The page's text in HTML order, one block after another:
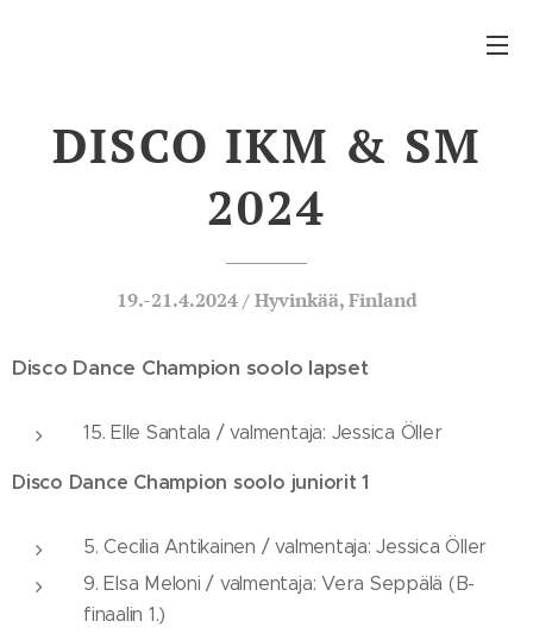
DISCO IKM & SM
2024
19.-21.4.2024 / Hyvinkää, Finland
Disco Dance Champion soolo lapset
15. Elle Santala / valmentaja: Jessica Öller
Disco Dance Champion soolo juniorit 1
5. Cecilia Antikainen / valmentaja: Jessica Öller
9. Elsa Meloni / valmentaja: Vera Seppälä (B-
finaalin 1.)